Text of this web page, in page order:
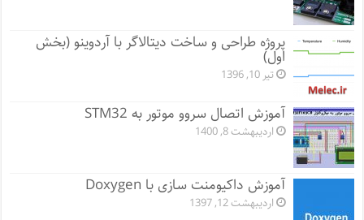
پروژه طراحی و ساخت دیتالاگر با آردوینو (بخش
اول)
تیر 10, 1396
آموزش اتصال سروو موتور به STM32
اردیبهشت 8, 1400
آموزش داکیومنت سازی با Doxygen
اردیبهشت 12, 1397